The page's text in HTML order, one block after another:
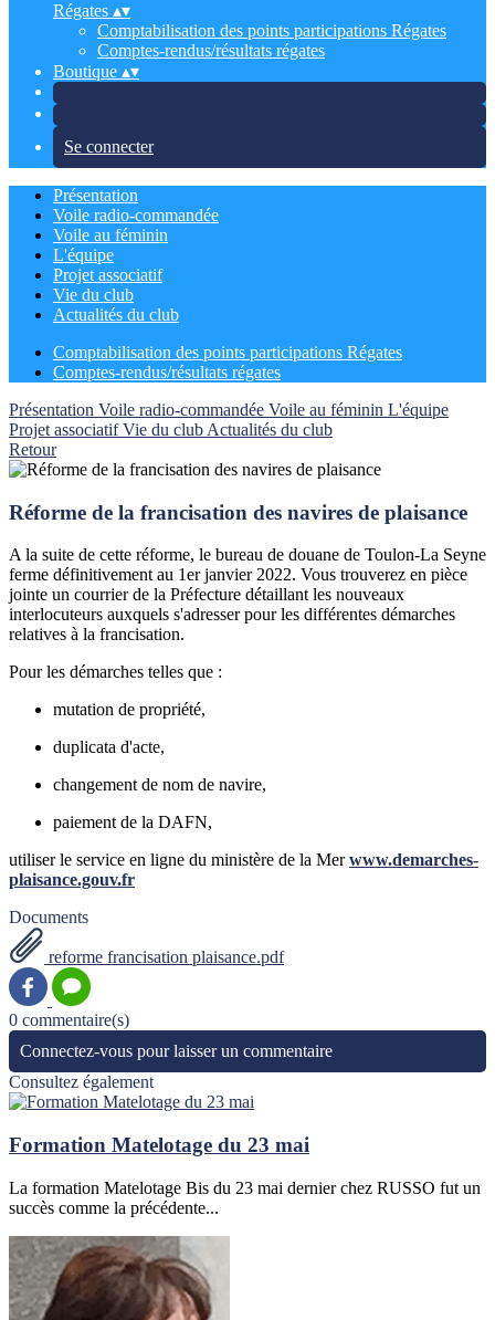
Régates ▴▾
Comptabilisation des points participations Régates
Comptes-rendus/résultats régates
Boutique ▴▾
Se connecter
Présentation
Voile radio-commandée
Voile au féminin
L'équipe
Projet associatif
Vie du club
Actualités du club
Comptabilisation des points participations Régates
Comptes-rendus/résultats régates
Présentation Voile radio-commandée Voile au féminin L'équipe
Projet associatifVie du club Actualités du club
Retour
Réforme de la francisation des navires de plaisance
A la suite de cette réforme, le bureau de douane de Toulon-La Seyne
ferme définitivement au 1er janvier 2022. Vous trouverez en pièce
jointe un courrier de la Préfecture détaillant les nouveaux
interlocuteurs auxquels s'adresser pour les différentes démarches
relatives à la francisation.
Pour les démarches telles que :
mutation de propriété,
duplicata d'acte,
changement de nom de navire,
paiement de la DAFN,
utiliser le service en ligne du ministère de la Merwww.demarches-
plaisance.gouv.fr
Documents
reforme francisation plaisance.pdf
0 commentaire(s)
Connectez-vous pour laisser un commentaire
Consultez également
Formation Matelotage du 23 mai
La formation Matelotage Bis du 23 mai dernier chez RUSSO fut un
succès comme la précédente...